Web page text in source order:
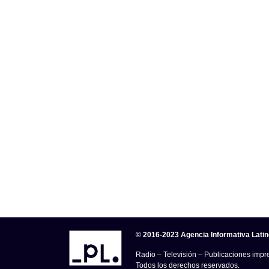
© 2016-2023 Agencia Informativa
Radio – Televisión – Publicaciones
Todos los derechos reservados.